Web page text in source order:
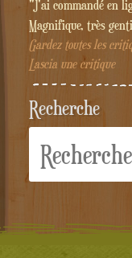
"J'ai commandé en
Magnifique, très
Gardez toutes les
Lascia une critique
Recherche
pour :